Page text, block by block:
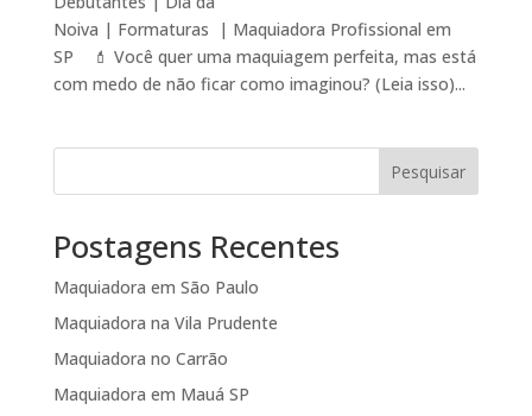
Noiva | Formaturas | Maquiadora Profissional em
SP 💄 Você quer uma maquiagem perfeita, mas está
com medo de não ficar como imaginou? (Leia isso)...
Pesquisar
Postagens Recentes
Maquiadora em São Paulo
Maquiadora na Vila Prudente
Maquiadora no Carrão
Maquiadora em Mauá SP